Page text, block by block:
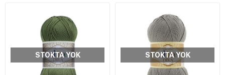
STOKTA YOK STOKTA YOK